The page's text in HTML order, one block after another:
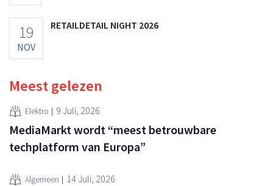
19
NOV
RETAILDETAIL NIGHT 2026
Meest gelezen
Elektro 9 Juli, 2026
MediaMarkt wordt “meest betrouwbare
techplatform van Europa”
Algemeen 14 Juli, 2026